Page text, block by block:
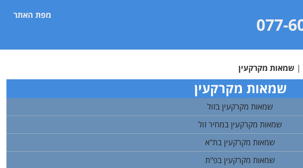
מפת האתר
| שמאות מקרקעין
שמאות מקרקעין
שמאות מקרקעין ב זול
שמאות מקרקעין במחיר זול
שמאות מקרקעין בת"א
שמאות מקרקעין בפ"ת